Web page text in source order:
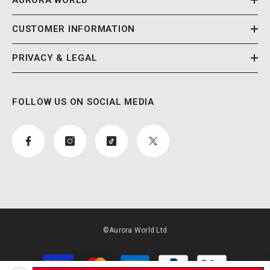
CUSTOMER INFORMATION
PRIVACY & LEGAL
FOLLOW US ON SOCIAL MEDIA
©Aurora World Ltd
Payment